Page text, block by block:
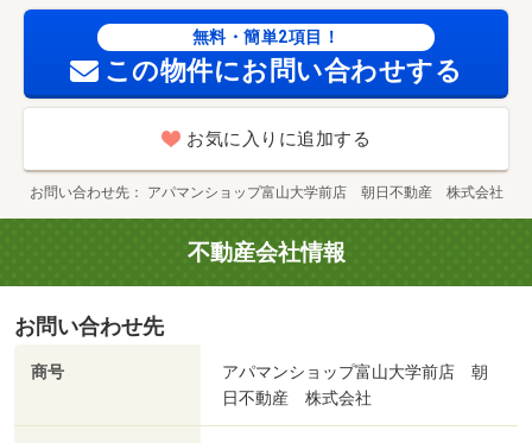
無料・簡単2項目！
この物件にお問い合わせする
お気に入りに追加する
お問い合わせ先 アパマンショップ富山大学前店 朝日不動産 株式会社
不動産会社情報
お問い合わせ先
商号
アパマンショップ富山大学前店 朝
日不動産 株式会社